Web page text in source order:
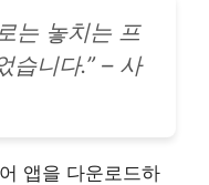
는 놓치는 프
습니다.” – 사
앱을 다운로드하